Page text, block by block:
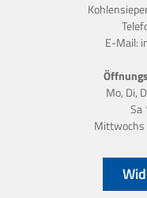
E-Mail:
Mo, Di,
Sa